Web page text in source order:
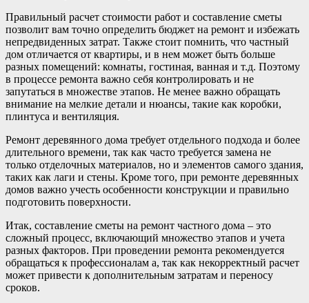
Правильный расчет стоимости работ и составление сметы
позволит вам точно определить бюджет на ремонт и избежать
непредвиденных затрат. Также стоит помнить, что частный
дом отличается от квартиры, и в нем может быть больше
разных помещений: комнаты, гостиная, ванная и т.д. Поэтому
в процессе ремонта важно себя контролировать и не
запутаться в множестве этапов. Не менее важно обращать
внимание на мелкие детали и нюансы, такие как коробки,
плинтуса и вентиляция.
Ремонт деревянного дома требует отдельного подхода и более
длительного времени, так как часто требуется замена не
только отделочных материалов, но и элементов самого здания,
таких как лаги и стены. Кроме того, при ремонте деревянных
домов важно учесть особенности конструкции и правильно
подготовить поверхности.
Итак, составление сметы на ремонт частного дома – это
сложный процесс, включающий множество этапов и учета
разных факторов. При проведении ремонта рекомендуется
обращаться к профессионалам а, так как некорректный расчет
может привести к дополнительным затратам и переносу
сроков.